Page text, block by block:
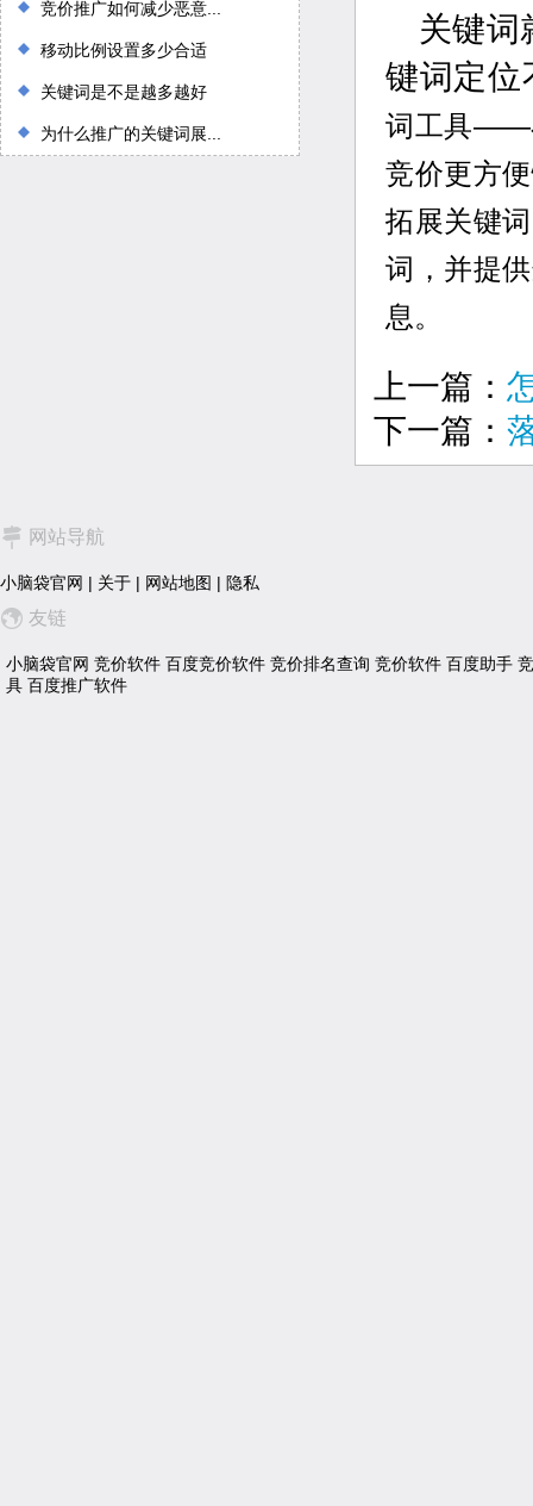
竞价推广如何减少恶意...
移动比例设置多少合适
关键词是不是越多越好
为什么推广的关键词展...
关键词
键词定位
词工具——
竞价更方
拓展关键
词，并提
息。
上一篇：
下一篇：
网站导航
小脑袋官网 | 关于 | 网站地图 | 隐私
友链
小脑袋官网 竞价软件 百度竞价软件 竞价排名查询 竞价软件 百度助手
具 百度推广软件